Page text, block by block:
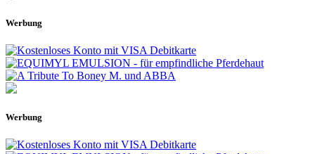
Werbung
Werbung